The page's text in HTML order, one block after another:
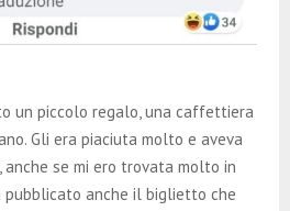
un piccolo regalo, una caffettiera
Gli era piaciuta molto e aveva
se mi ero trovata molto in
pubblicato anche il biglietto che